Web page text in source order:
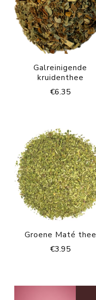
Galreinigende
kruidenthee
€6.35
Groene Maté thee
€3.95